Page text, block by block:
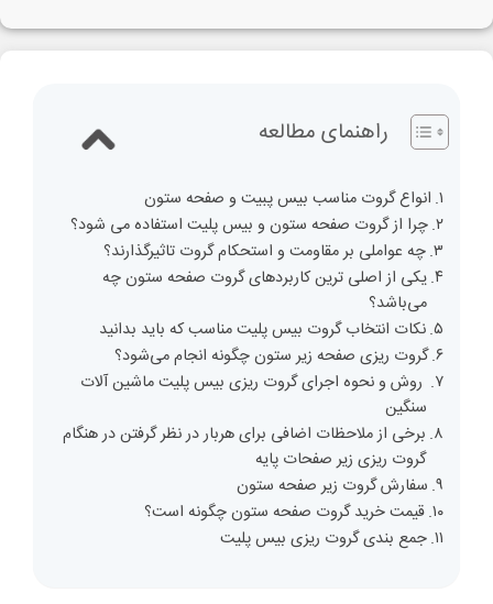
راهنمای مطالعه
انواع گروت مناسب بیس پبیت و صفحه ستون
چرا از گروت صفحه ستون و بیس پلیت استفاده می شود؟
چه عواملی بر مقاومت و استحکام گروت تاثیرگذارند؟
یکی از اصلی ترین کاربرد‌های گروت صفحه ستون چه
می‌باشد؟
نکات انتخاب گروت بیس پلیت مناسب که باید بدانید
گروت ریزی صفحه زیر ستون چگونه انجام می‌شود؟
روش و نحوه اجرای گروت ریزی بیس پلیت ماشین آلات
سنگین
برخی از ملاحظات اضافی برای هربار در نظر گرفتن در هنگام
گروت ریزی زیر صفحات پایه
سفارش گروت زیر صفحه ستون
قیمت خرید گروت صفحه ستون چگونه است؟
جمع بندی گروت ریزی بیس پلیت